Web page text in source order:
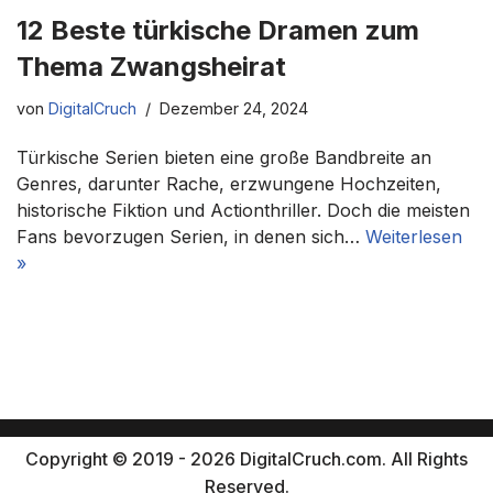
12 Beste türkische Dramen zum
Thema Zwangsheirat
von DigitalCruch Dezember 24, 2024
Türkische Serien bieten eine große Bandbreite an
Genres, darunter Rache, erzwungene Hochzeiten,
historische Fiktion und Actionthriller. Doch die meisten
Fans bevorzugen Serien, in denen sich… Weiterlesen
»
Copyright © 2019 - 2026 DigitalCruch.com. All Rights
Reserved.